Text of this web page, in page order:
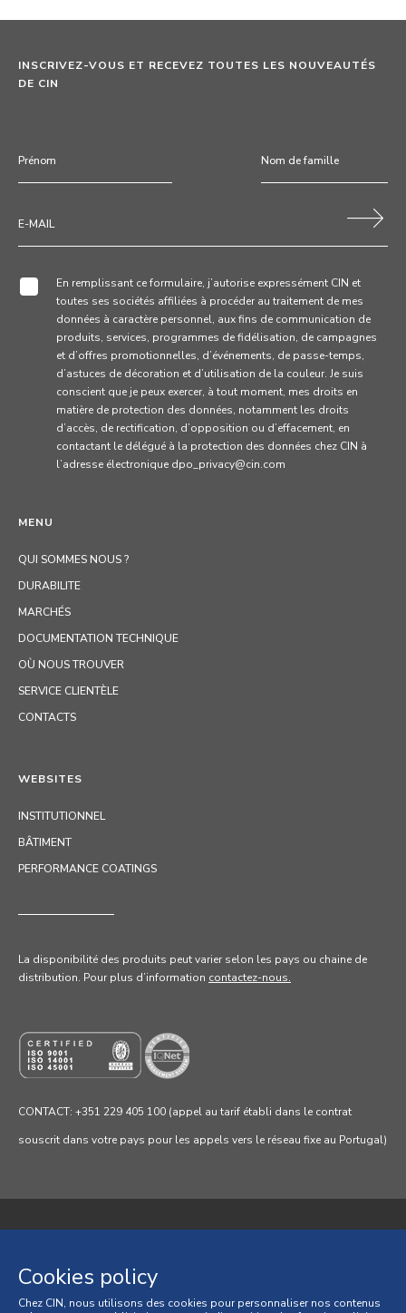
MENU
QUI SOMMES NOUS ?
DURABILITE
MARCHÉS
DOCUMENTATION TECHNIQUE
OÙ NOUS TROUVER
SERVICE CLIENTÈLE
CONTACTS
INSCRIVEZ-VOUS ET RECEVEZ TOUTES LES NOUVEAUTÉS
DE CIN
En remplissant ce formulaire, j’autorise expressément CIN et
toutes ses sociétés affiliées à procéder au traitement de mes
données à caractère personnel, aux fins de communication de
produits, services, programmes de fidélisation, de campagnes
et d’offres promotionnelles, d’événements, de passe-temps,
d’astuces de décoration et d’utilisation de la couleur. Je suis
conscient que je peux exercer, à tout moment, mes droits en
matière de protection des données, notamment les droits
d’accès, de rectification, d’opposition ou d’effacement, en
contactant le délégué à la protection des données chez CIN à
l’adresse électronique dpo_privacy@cin.com
WEBSITES
INSTITUTIONNEL
BÂTIMENT
PERFORMANCE COATINGS
La disponibilité des produits peut varier selon les pays ou chaine de
distribution. Pour plus d’information contactez-nous.
CONTACT: +351 229 405 100 (appel au tarif établi dans le contrat
souscrit dans votre pays pour les appels vers le réseau fixe au Portugal)
Politique de cookies
Cookies policy
Chez CIN, nous utilisons des cookies pour personnaliser nos contenus